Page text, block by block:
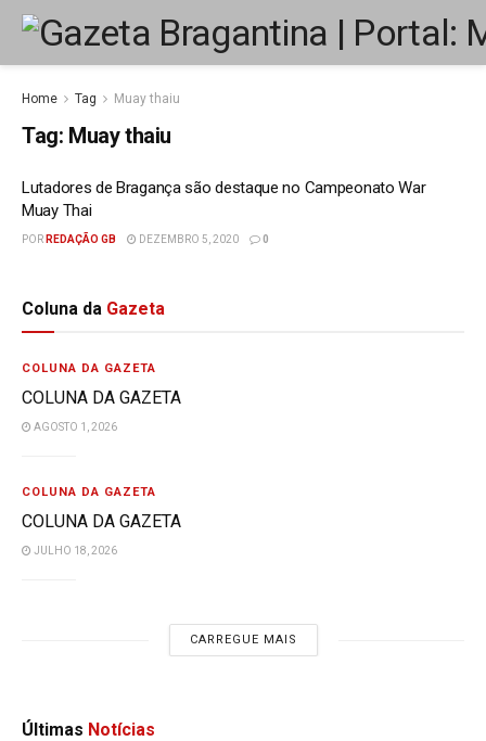
Home Tag Muay thaiu
Tag: Muay thaiu
Lutadores de Bragança são destaque no Campeonato War
Muay Thai
POR REDAÇÃO GB DEZEMBRO 5, 2020 0
Coluna da Gazeta
COLUNA DA GAZETA
COLUNA DA GAZETA
AGOSTO 1, 2026
COLUNA DA GAZETA
COLUNA DA GAZETA
JULHO 18, 2026
CARREGUE MAIS
Últimas Notícias